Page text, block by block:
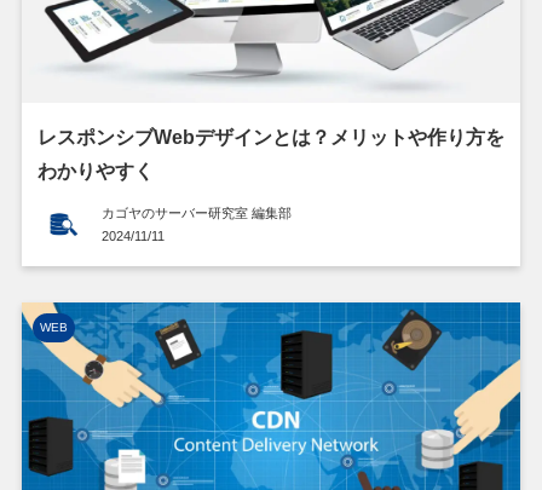
レスポンシブWebデザインとは？メリットや作り方を
わかりやすく
カゴヤのサーバー研究室 編集部
2024/11/11
WEB